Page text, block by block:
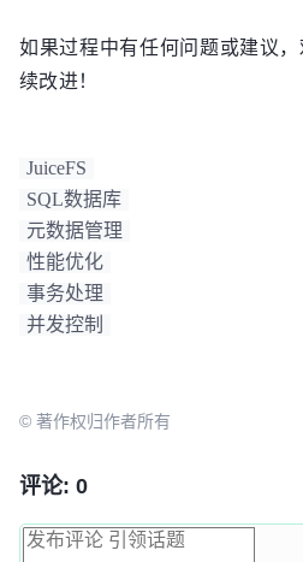
如果过程中有任何问题或建议
续改进！
JuiceFS
SQL数据库
元数据管理
性能优化
事务处理
并发控制
© 著作权归作者所有
评论: 0